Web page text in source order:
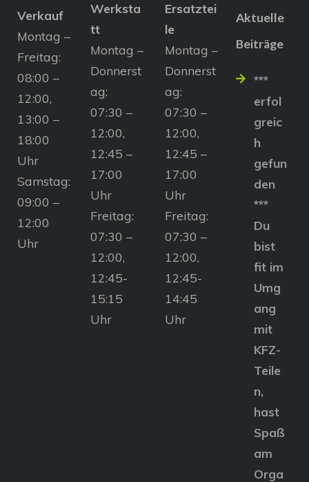
Verkauf
Montag –
Freitag:
08:00 –
12:00,
13:00 –
18:00
Uhr
Samstag:
09:00 –
12:00
Uhr
Werksta
tt
Montag –
Donnerst
ag:
07:30 –
12:00,
12:45 –
17:00
Uhr
Freitag:
07:30 –
12:00,
12:45-
15:15
Uhr
Ersatztei
le
Montag –
Donnerst
ag:
07:30 –
12:00,
12:45 –
17:00
Uhr
Freitag:
07:30 –
12:00,
12:45-
14:45
Uhr
Aktuelle
Beiträge
***
erfol
greic
h
gefun
den
***
Du
bist
fit im
Umg
ang
mit
KFZ-
Teile
n,
hast
Spaß
am
Orga